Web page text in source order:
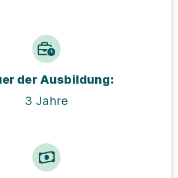
der Ausbildung:
3 Jahre